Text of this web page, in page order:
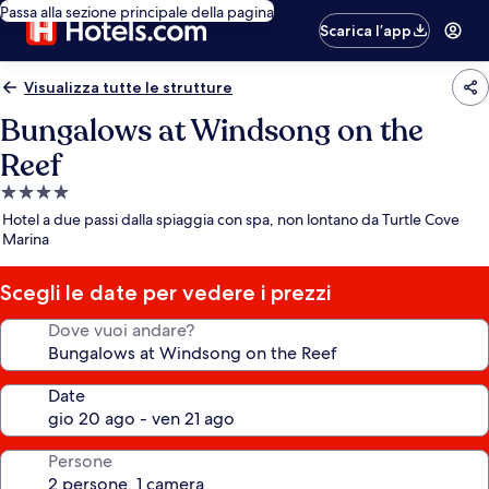
Passa alla sezione principale della pagina
Scarica l’app
Visualizza tutte le strutture
Bungalows at Windsong on the
Reef
Struttura
a
4.0
stelle
Hotel a due passi dalla spiaggia con spa, non lontano da Turtle Cove
Marina
Scegli le date per vedere i prezzi
Dove vuoi andare?
Date
Persone